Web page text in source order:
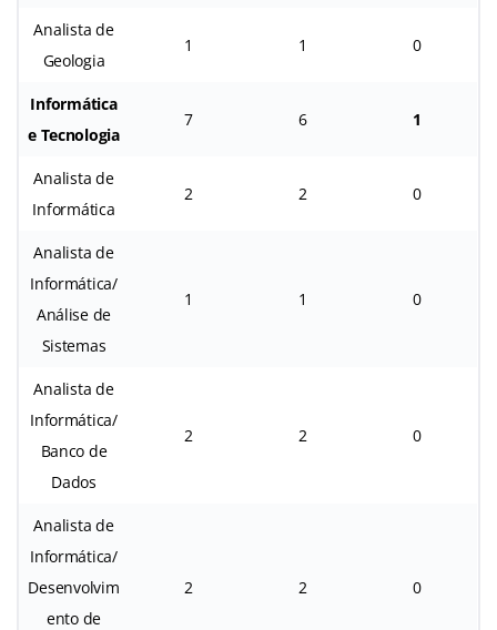
Analista de
Geologia
1 1 0
Informática
e Tecnologia
7 6 1
Analista de
Informática
2 2 0
Analista de
Informática/
Análise de
Sistemas
1 1 0
Analista de
Informática/
Banco de
Dados
2 2 0
Analista de
Informática/
Desenvolvim
ento de
2 2 0